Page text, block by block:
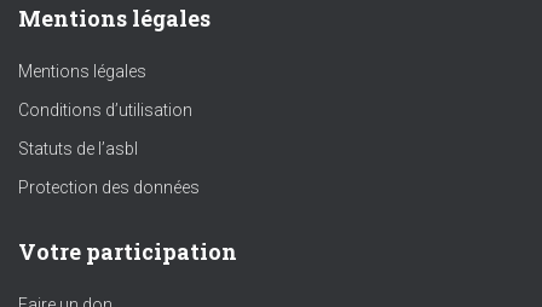
Mentions légales
Mentions légales
Conditions d’utilisation
Statuts de l’asbl
Protection des données
Votre participation